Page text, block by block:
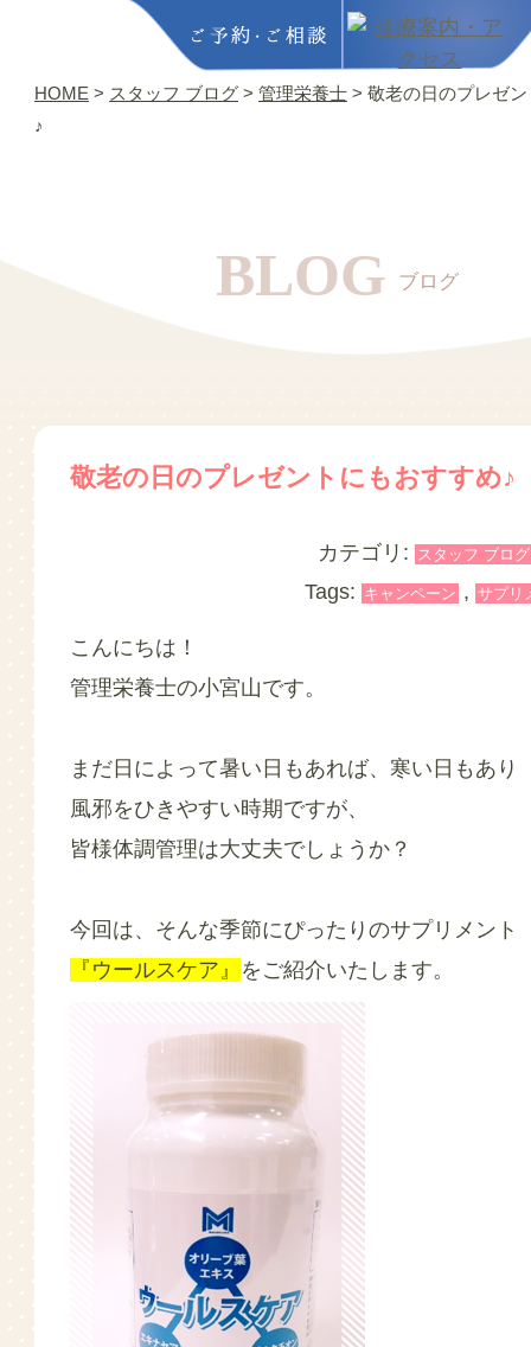
HOME > スタッフ ブログ > 管理栄養士 > 敬老の日のプレゼ
♪
BLOG ブログ
敬老の日のプレゼントにもおすすめ♪
カテゴリ: スタッフ ブログ
Tags: キャンペーン , サプリ
こんにちは！
管理栄養士の小宮山です。
まだ日によって暑い日もあれば、寒い日もあり
風邪をひきやすい時期ですが、
皆様体調管理は大丈夫でしょうか？
今回は、そんな季節にぴったりのサプリメント
『ウールスケア』 をご紹介いたします。